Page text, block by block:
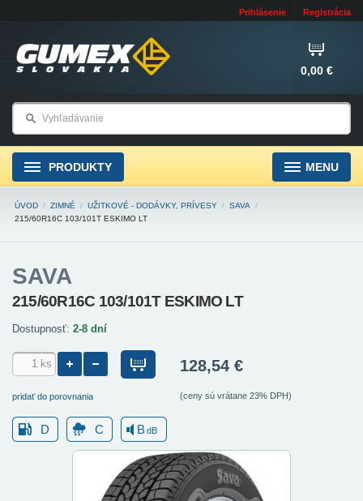
Prihlásenie Registrácia
0,00 €
PRODUKTY MENU
ÚVOD / ZIMNÉ / UŽITKOVÉ - DODÁVKY, PRÍVESY / SAVA
/
215/60R16C 103/101T ESKIMO LT
SAVA
215/60R16C 103/101T ESKIMO LT
Dostupnosť: 2-8 dní
pridať do porovnania
128,54 €
(ceny sú vrátane 23% DPH)
D C BdB